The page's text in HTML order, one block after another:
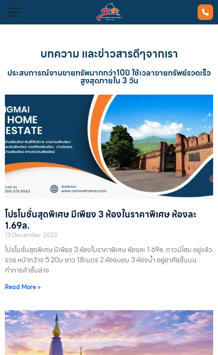
EN
TH
บทความ และข่าวสารดีๆจากเรา
ประสบการณ์งานขายทรัพมากกว่า10ปี ใช้เวลาขายทรัพย์รวดเร็ว
สูงสุดภายใน 3 วัน
โปรโมชั่นสุดพิเศษ มีเพียง 3 ห้องในราคาพิเศษ ห้องละ
1.69ล.
13 December 2023
โปรโมชั่นสุดพิเศษ มีเพียง 3 ห้องในราคาพิเศษ ห้องละ 1.69ล. ทาวน์โฮม อยู่แล้ว
รวย หน้ากว้าง 5.20ม.ยาว 18เมตร 2 ห้องนอน 3 ห้องน้ำ อยู่อาศัยชั้นบน
ทำการค้าชั้นล่าง
Read More »